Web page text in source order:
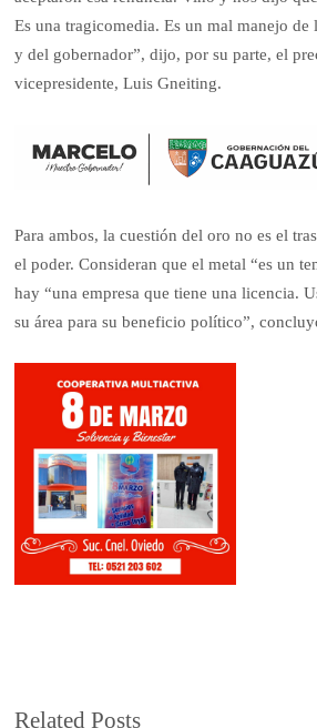
Es una tragicomedia. Es un mal manejo de
y del gobernador”, dijo, por su parte, el
vicepresidente, Luis Gneiting.
Para ambos, la cuestión del oro no es el
el poder. Consideran que el metal “es un
hay “una empresa que tiene una licencia.
su área para su beneficio político”,
Related Posts